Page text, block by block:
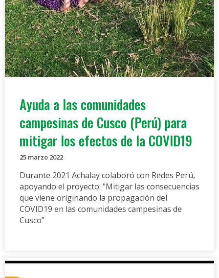
Ayuda a las comunidades
campesinas de Cusco (Perú) para
mitigar los efectos de la COVID19
25 marzo 2022
Durante 2021 Achalay colaboró con Redes Perú,
apoyando el proyecto: "Mitigar las consecuencias
que viene originando la propagación del
COVID19 en las comunidades campesinas de
Cusco”